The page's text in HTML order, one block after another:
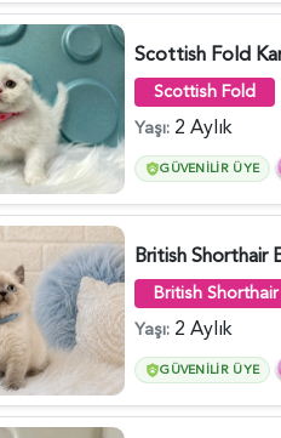
Scottish Fold
Yaşı: 2 Aylık
GÜVENILIR ÜYE
British Shorthair
Yaşı: 2 Aylık
GÜVENILIR ÜYE